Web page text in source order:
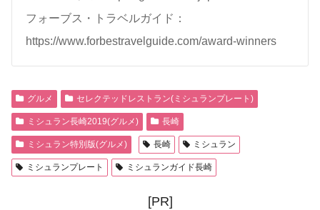
フォーブス・トラベルガイド：
https://www.forbestravelguide.com/award-winners
グルメ セレクテッドレストラン(ミシュランプレート)
ミシュラン長崎2019(グルメ) 長崎
ミシュラン特別版(グルメ) 長崎 ミシュラン
ミシュランプレート ミシュランガイド長崎
[PR]